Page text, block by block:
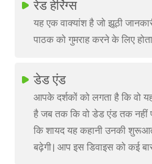
रेड हेरिंग्स
यह एक वाक्यांश है जो झूठी
पाठक को गुमराह करने के लिए
डेड एंड
आपके दर्शकों को लगता है कि वो
है जब तक कि वो डेड एंड तक नहीं
कि शायद यह कहानी उनकी
बढ़ेगी। आप इस डिवाइस को कई